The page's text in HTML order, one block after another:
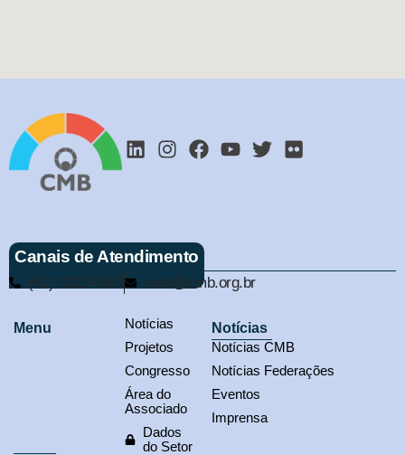
Canais de Atendimento
(61) 3321-9563 cmb@cmb.org.br
Menu
Notícias
Projetos
Congresso
Área do
Associado
Dados
do Setor
Notícias
Notícias CMB
Notícias Federações
Eventos
Imprensa